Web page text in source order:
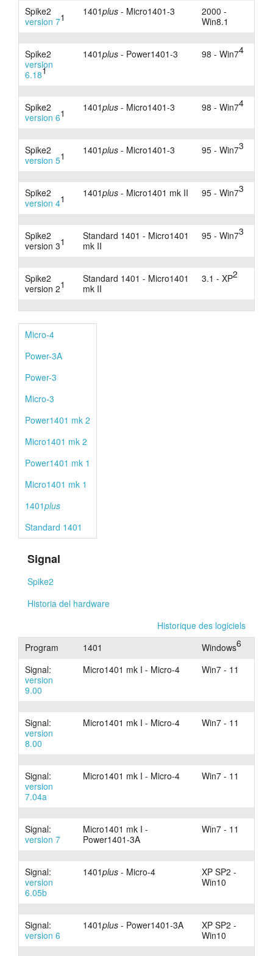
Spike2
version 71 1401plus - Micro1401-3
2000 -
Win8.1
Spike2
version
6.181
1401plus - Power1401-3 98 - Win74
Spike2
version 61 1401plus - Micro1401-3 98 - Win74
Spike2
version 51 1401plus - Micro1401-3 95 - Win73
Spike2
version 41 1401plus - Micro1401 mk II 95 - Win73
Spike2
version 31
Standard 1401 - Micro1401
mk II
95 - Win73
Spike2
version 21
Standard 1401 - Micro1401
mk II
3.1 - XP2
Micro-4
Power-3A
Power-3
Micro-3
Power1401 mk 2
Micro1401 mk 2
Power1401 mk 1
Micro1401 mk 1
1401plus
Standard 1401
Signal
Spike2
Historia del hardware
Historique des logiciels
Program
1401 Windows6
Signal:
version
9.00
Micro1401 mk I - Micro-4 Win7 - 11
Signal:
version
8.00
Micro1401 mk I - Micro-4 Win7 - 11
Signal:
version
7.04a
Micro1401 mk I - Micro-4 Win7 - 11
Signal:
version 7
Micro1401 mk I -
Power1401-3A
Win7 - 11
Signal:
version
6.05b
1401plus - Micro-4
XP SP2 -
Win10
Signal:
version 6
1401plus - Power1401-3A
XP SP2 -
Win10